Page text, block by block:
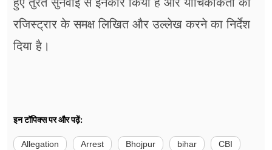
रजिस्ट्रार के समक्ष लिखित और उल्लेख करने का निर्देश
दिया है।
इन टॉपिक्स पर और पढ़ें:
Allegation Arrest Bhojpur bihar CBI